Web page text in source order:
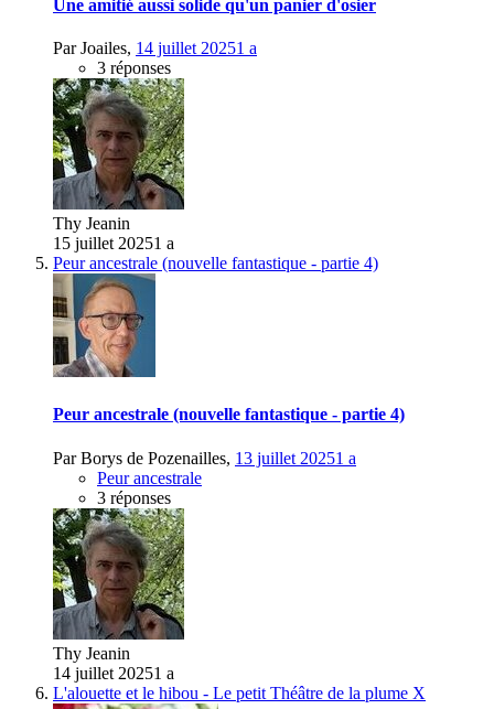
Une amitié aussi solide qu'un panier d'osier
ParJoailes, 14 juillet 20251 a
3 réponses
Thy Jeanin
15 juillet 20251 a
Peur ancestrale (nouvelle fantastique - partie 4)
Peur ancestrale (nouvelle fantastique - partie 4)
ParBorys de Pozenailles, 13 juillet 20251 a
Peur ancestrale
3 réponses
Thy Jeanin
14 juillet 20251 a
L'alouette et le hibou - Le petit Théâtre de la plume X